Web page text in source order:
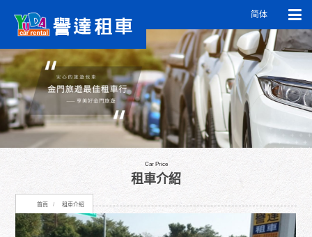
简体
Car Price
租車介紹
首頁 租車介紹